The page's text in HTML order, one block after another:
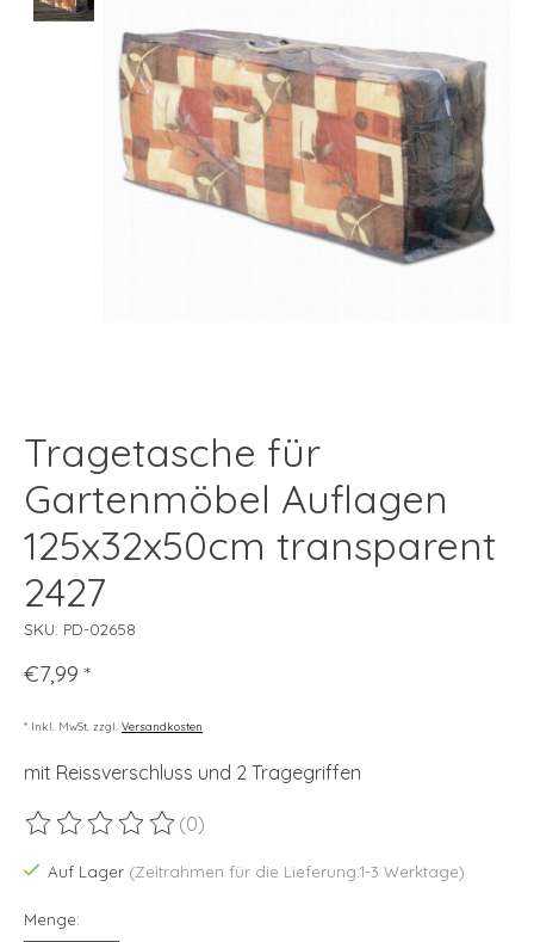
Tragetasche für
Gartenmöbel Auflagen
125x32x50cm transparent
2427
SKU: PD-02658
€7,99 *
* Inkl. MwSt. zzgl. Versandkosten
mit Reissverschluss und 2 Tragegriffen
Die Bewertung dieses Produkts ist
(0)
Auf Lager (Zeitrahmen für die Lieferung:1-3 Werktage)
Menge: